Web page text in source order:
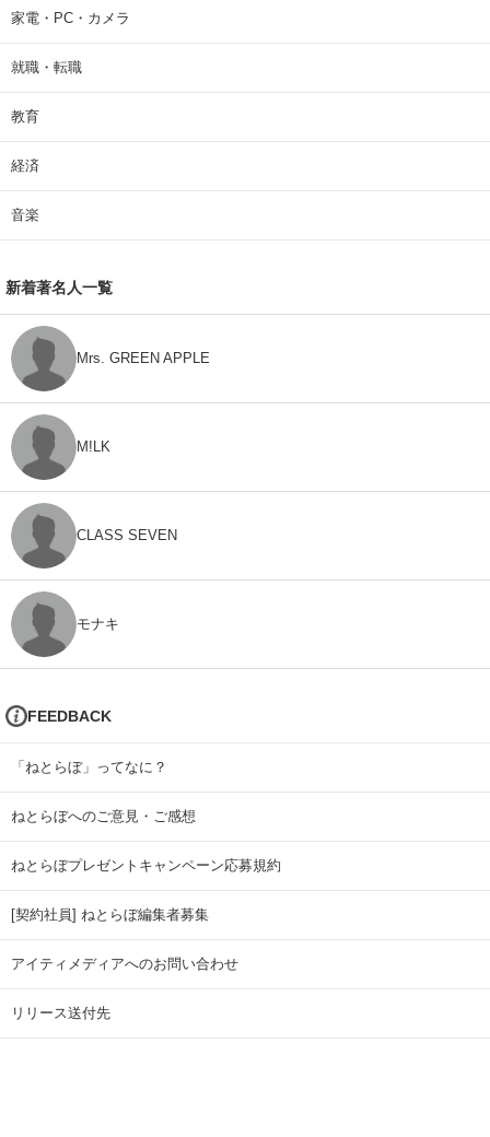
家電・PC・カメラ
就職・転職
教育
経済
音楽
新着著名人一覧
Mrs. GREEN APPLE
M!LK
CLASS SEVEN
モナキ
FEEDBACK
「ねとらぼ」ってなに？
ねとらぼへのご意見・ご感想
ねとらぼプレゼントキャンペーン応募規約
[契約社員] ねとらぼ編集者募集
アイティメディアへのお問い合わせ
リリース送付先